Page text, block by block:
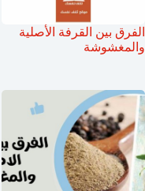
الفرق بين القرفة الأصلية
والمغشوشة